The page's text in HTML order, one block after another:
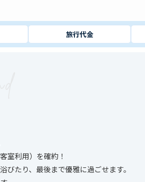
旅行代金
室利用）を確約！
たり、最後まで優雅に過ごせます。